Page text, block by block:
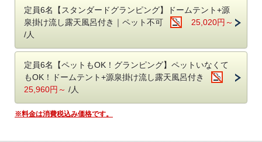
チェックアウト後：8時、9時、10時、11時
※チェックイン・アウト時間に準じます
※当日予約の送迎は、お受けできない場合がございます。
■お子様の料金について
グランピング・温泉旅館グランピング：小学生は大人1名の30％分
旅館：2,970円
※食事代込
幼児は無料。
アーリーチェックイン：17時 → 15時 1室3,300円
レイトチェックアウトは行っておりません。
ご希望の方は備考欄にその旨を記載ください。
通常17時ですが、本プランはアーリーチェックイン 15時 付きのプランで
■選べる部屋タイプ
『グランピング』
ペット（犬）も宿泊できる部屋をご用意しています
◇スイートグランピング 159㎡
定員6名【スタンダードグランピング】ドームテント+源
泉掛け流し露天風呂付き｜ペット不可
25,020円～
/人
定員6名【ペットもOK！グランピング】ペットいなくて
もOK！ドームテント+源泉掛け流し露天風呂付き
25,960円～ /人
※料金は消費税込み価格です。